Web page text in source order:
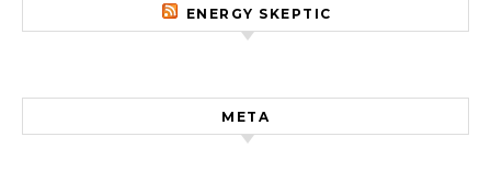
ENERGY SKEPTIC
META